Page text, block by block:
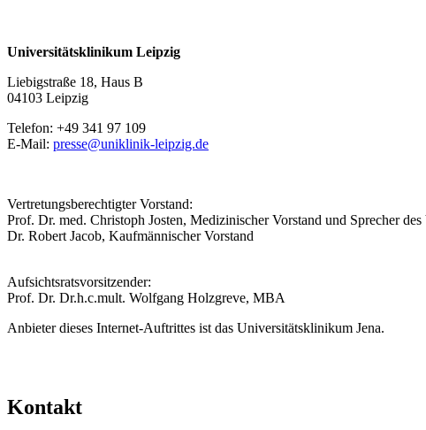
Universitätsklinikum Leipzig
Liebigstraße 18, Haus B
04103 Leipzig
Telefon: +49 341 97 109
E-Mail: presse@uniklinik-leipzig.de
Vertretungsberechtigter Vorstand:
Prof. Dr. med. Christoph Josten, Medizinischer Vorstand und Sprecher des
Dr. Robert Jacob, Kaufmännischer Vorstand
Aufsichtsratsvorsitzender:
Prof. Dr. Dr.h.c.mult. Wolfgang Holzgreve, MBA
Anbieter dieses Internet-Auftrittes ist das Universitätsklinikum Jena.
Kontakt